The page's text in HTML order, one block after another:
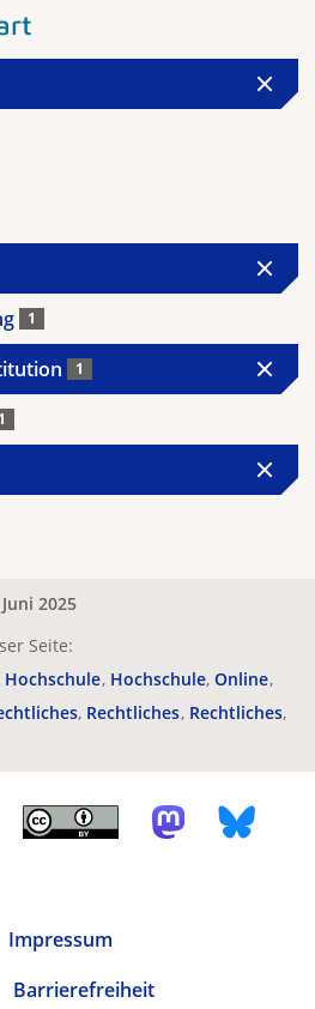
1
1
1
2025
Seite:
Hochschule Hochschule Online
Rechtliches Rechtliches
Impressum
Barrierefreiheit